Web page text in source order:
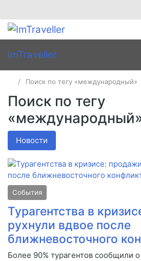
ImTraveller
Поиск по тегу «международный»
Поиск по тегу
Новости
События
Турагентства в
рухнули вдвое после
ближневосточного
Более 90% турагентов сообщили